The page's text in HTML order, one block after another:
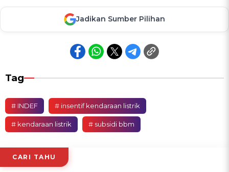
Jadikan Sumber Pilihan
Tag
# INDEF # insentif kendaraan listrik
# kendaraan listrik # subsidi bbm
CARI TAHU